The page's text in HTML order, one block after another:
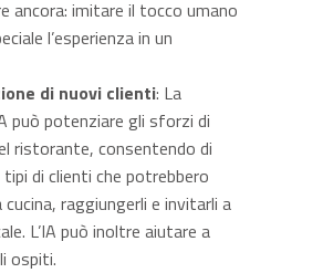
ancora: imitare il tocco umano
l’esperienza in un
di nuovi clienti: La
può potenziare gli sforzi di
ristorante, consentendo di
di clienti che potrebbero
raggiungerli e invitarli a
L’IA può inoltre aiutare a
ospiti.